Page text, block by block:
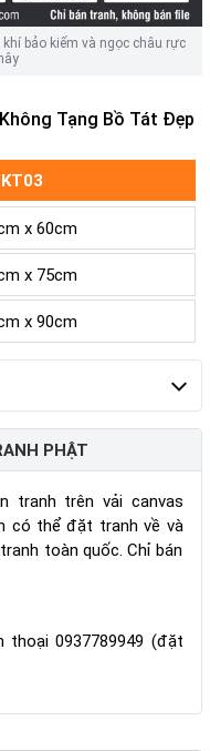
bảo kiếm và ngọc châu rực
Tạng Bồ Tát Đẹp
x 60cm
x 75cm
x 90cm
PHẬT
tranh trên vải canvas
có thể đặt tranh về và
toàn quốc. Chỉ bán
thoại 0937789949 (đặt